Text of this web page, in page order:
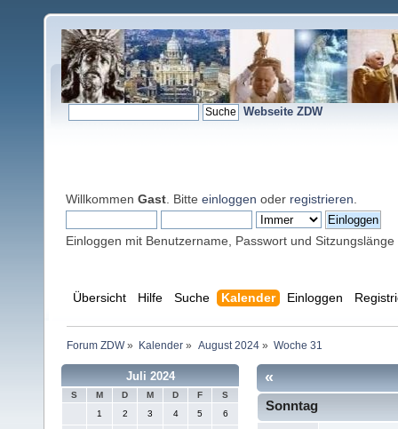
Webseite ZDW
Willkommen Gast . Bitte einloggen oder registrieren
Einloggen mit Benutzername, Passwort und Sitzungslänge
Übersicht Hilfe Suche Kalender Einloggen
Forum ZDW» Kalender » August 2024» Woche 31
Juli 2024
S M D M D F
S
1
2 3 4 5 6
«
Sonntag